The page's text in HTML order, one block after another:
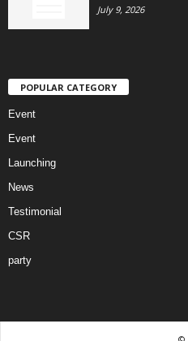
July 9, 2026
POPULAR CATEGORY
Event
Event
Launching
News
Testimonial
CSR
party